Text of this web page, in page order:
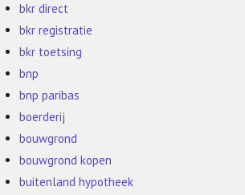
bkr direct
bkr registratie
bkr toetsing
bnp
bnp paribas
boerderij
bouwgrond
bouwgrond kopen
buitenland hypotheek